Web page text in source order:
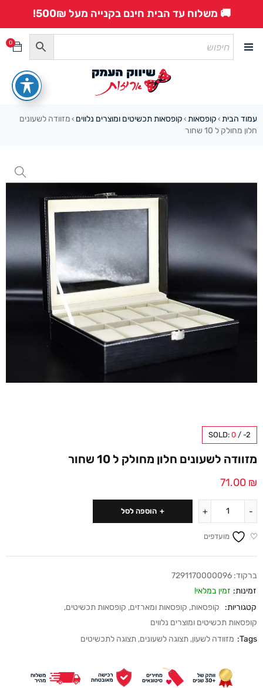
🚚 משלוח עד הבית חינם בקנייה מעל 500₪!
0
עמוד הבית › קופסאות › קופסאות תכשיטים ומוצרים נלווים › מזוודה לשעונים
חלון מחולק ל 10 שחור
SOLD: 0 / -2
מזוודה לשעונים חלון מחולק ל 10 שחור
71.00 ₪
הוספה לסל
מועדפים
ברקוד: 7291170000096
זמינות: זמין במלאי!
קטגוריות:
קופסאות, קופסאות ומארזים, קופסאות תכשיטים,
קופסאות תכשיטים ומוצרים נלווים
Tags: מזוודה לשעון, תצוגה לשעונים, תצוגה לתכשיטים